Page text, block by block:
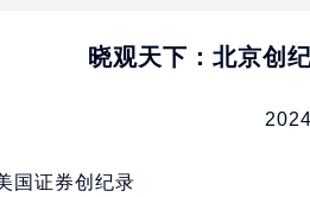
晓观天下：北京创
国证券创纪录